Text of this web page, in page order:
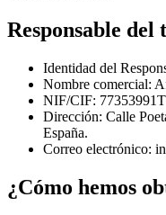
Responsable del
Identidad del
Nombre comercial:
NIF/CIF: 77353991T
Dirección: Calle
España.
Correo electrónico:
¿Cómo hemos